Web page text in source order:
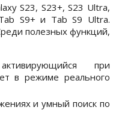
S23, S23+, S23 Ultra,
S9+ и Tab S9 Ultra.
полезных функций,
при
в режиме реального
и умный поиск по